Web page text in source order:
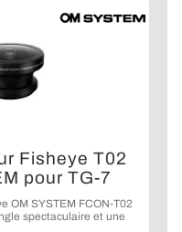
Fisheye T02
pour TG-7
OM SYSTEM FCON-T02
spectaculaire et une